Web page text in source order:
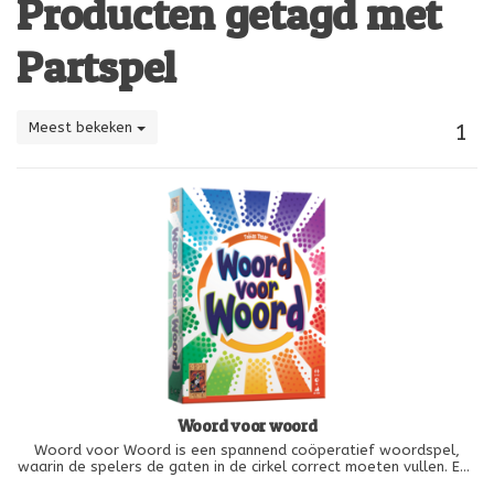
Producten getagd met
Partspel
Meest bekeken 1
Woord voor woord
Woord voor Woord is een spannend coöperatief woordspel,
waarin de spelers de gaten in de cirkel correct moeten vullen. Eén